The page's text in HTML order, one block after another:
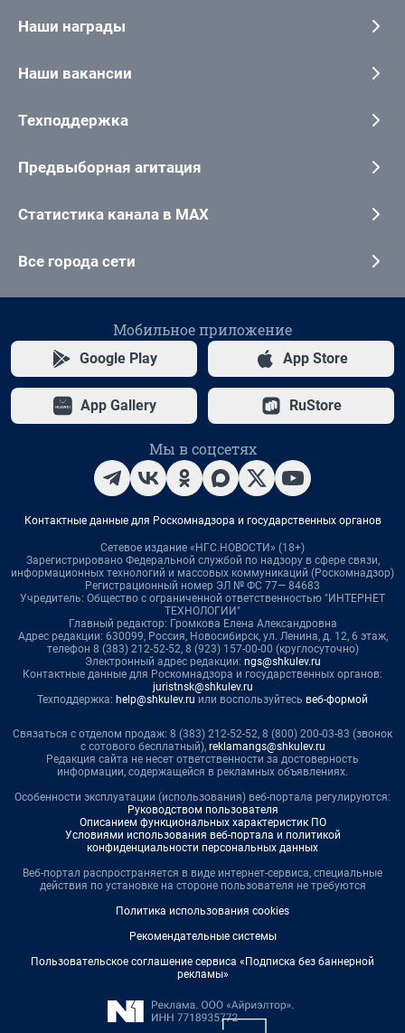
Наши награды
Наши вакансии
Техподдержка
Предвыборная агитация
Статистика канала в MAX
Все города сети
Мобильное приложение
Google Play App Store
App Gallery RuStore
Мы в соцсетях
Контактные данные для Роскомнадзора и государственных органов
Сетевое издание «НГС.НОВОСТИ» (18+)
Зарегистрировано Федеральной службой по надзору в сфере связи,
информационных технологий и массовых коммуникаций (Роскомнадзор)
Регистрационный номер ЭЛ № ФС 77— 84683
Учредитель: Общество с ограниченной ответственностью "ИНТЕРНЕТ
ТЕХНОЛОГИИ"
Главный редактор: Громкова Елена Александровна
Адрес редакции: 630099, Россия, Новосибирск, ул. Ленина, д. 12, 6 этаж,
телефон 8 (383) 212-52-52, 8 (923) 157-00-00 (круглосуточно)
Электронный адрес редакции: ngs@shkulev.ru
Контактные данные для Роскомнадзора и государственных органов:
juristnsk@shkulev.ru
Техподдержка: help@shkulev.ru или воспользуйтесь веб-формой
Связаться с отделом продаж: 8 (383) 212-52-52, 8 (800) 200-03-83 (звонок
с сотового бесплатный), reklamangs@shkulev.ru
Редакция сайта не несет ответственности за достоверность
информации, содержащейся в рекламных объявлениях.
Особенности эксплуатации (использования) веб-портала регулируются:
Руководством пользователя
Описанием функциональных характеристик ПО
Условиями использования веб-портала и политикой
конфиденциальности персональных данных
Веб-портал распространяется в виде интернет-сервиса, специальные
действия по установке на стороне пользователя не требуются
Политика использования cookies
Рекомендательные системы
Пользовательское соглашение сервиса «Подписка без баннерной
рекламы»